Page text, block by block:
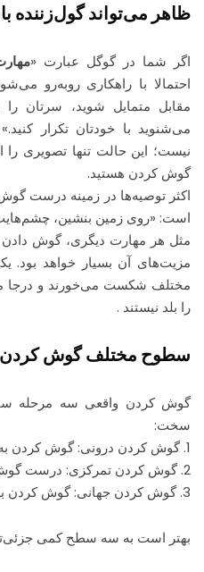
ظاهر می‌تواند گول‌زننده
اگر شما در گوگل عبارت «
احتمالا با راهکاری روبه‌رو
مقابل متمایل شوید، سرتان
می‌شنوید با خودتان تکرار
نیست؛ این حالت تنها تصویری
گوش کردن هستید.
اکثر توصیه‌ها در زمینه درست
است: «روی زمین بنشین،
مثل هر مهارت دیگری، گوش دادن
مزیت‌های آن بسیار خواهد بود.
مختلف شکست می‌خورند و درجا
را بلد نیستند .
سطوح مختلف گوش کردن
گوش کردن واقعی سه مرحله
سخت:
1. گوش کردن درونی: گوش کردن به صدای درون
2. گوش کردن تمرکزی: درست گوش کردن به یک فرد دیگر
3. گوش کردن جهانی: گوش کردن به یک مفهوم
بهتر است به سه سطح کمی